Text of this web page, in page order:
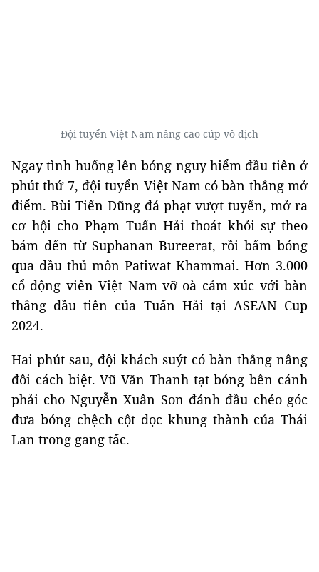
Đội tuyển Việt Nam nâng cao cúp vô địch
Ngay tình huống lên bóng nguy hiểm đầu tiên ở
phút thứ 7, đội tuyển Việt Nam có bàn thắng mở
điểm. Bùi Tiến Dũng đá phạt vượt tuyến, mở ra
cơ hội cho Phạm Tuấn Hải thoát khỏi sự theo
bám đến từ Suphanan Bureerat, rồi bấm bóng
qua đầu thủ môn Patiwat Khammai. Hơn 3.000
cổ động viên Việt Nam vỡ oà cảm xúc với bàn
thắng đầu tiên của Tuấn Hải tại ASEAN Cup
2024.
Hai phút sau, đội khách suýt có bàn thắng nâng
đôi cách biệt. Vũ Văn Thanh tạt bóng bên cánh
phải cho Nguyễn Xuân Son đánh đầu chéo góc
đưa bóng chệch cột dọc khung thành của Thái
Lan trong gang tấc.